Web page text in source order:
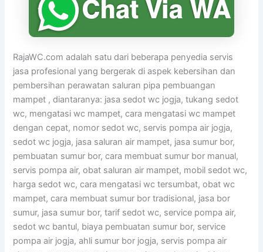
RajaWC.com adalah satu dari beberapa penyedia servis
jasa profesional yang bergerak di aspek kebersihan dan
pembersihan perawatan saluran pipa pembuangan
mampet , diantaranya: jasa sedot wc jogja, tukang sedot
wc, mengatasi wc mampet, cara mengatasi wc mampet
dengan cepat, nomor sedot wc, servis pompa air jogja,
sedot wc jogja, jasa saluran air mampet, jasa sumur bor,
pembuatan sumur bor, cara membuat sumur bor manual,
servis pompa air, obat saluran air mampet, mobil sedot wc,
harga sedot wc, cara mengatasi wc tersumbat, obat wc
mampet, cara membuat sumur bor tradisional, jasa bor
sumur, jasa sumur bor, tarif sedot wc, service pompa air,
sedot wc bantul, biaya pembuatan sumur bor, service
pompa air jogja, ahli sumur bor jogja, servis pompa air